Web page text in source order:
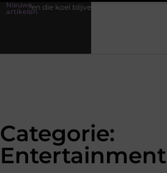
Nieuwe
artikelendie koel blijven
Categorie:
Entertainment